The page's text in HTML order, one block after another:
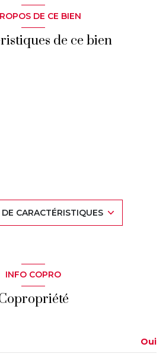
des espaces verts et des
chien 24h/24, local vélo).
acquéreur : 4,84% TTC (prix 310
DE CE BIEN
de ce bien
: au sol (gaz de ville)
CARACTÉRISTIQUES
INFO COPRO
Oui